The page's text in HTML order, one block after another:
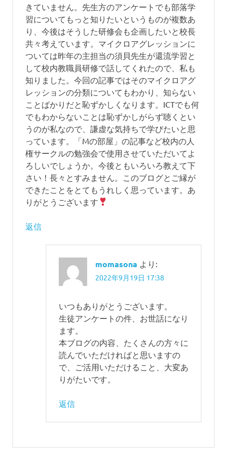
きていません。先生方のアンケートでも部落学
習についてもっと知りたいというものが複数あ
り、今後はそうした研修会も企画したいと校長
共々考えています。マイクロアグレッションに
ついては昨年の主担当の須貝先生が還流学習と
して校内教職員研修で話してくれたので、私も
知りました。今回の記事ではそのマイクロアグ
レッションの分類についてもわかり、知らない
ことばかりだと恥ずかしくなります。ICTでも何
でもわからないことは恥ずかしがらず聴くとい
うのが私なので、謙虚な気持ちで学びたいと思
っています。「Mの部屋」の記事など校内の人
権サークルの勉強会で使用させていただいてよ
ろしいでしょうか。今後ともいろいろ教えて下
さい！長々とすみません。このブログとご縁が
できたことをとてもうれしく思っています。あ
りがとうございます
返信
momasona より:
2022年9月19日 17:38
いつもありがとうございます。
生徒アンケートの件、お世話になり
ます。
本ブログの内容、たくさんの方々に
読んでいただければと思いますの
で、ご活用いただけること、大変あ
りがたいです。
返信